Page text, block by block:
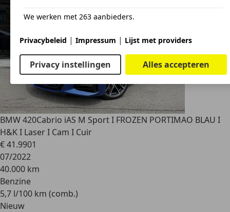
BMW 420Cabrio iAS M Sport I FROZEN PORTIMAO BLAU I
H&K I Laser I Cam I Cuir
€ 41.9901
07/2022
40.000 km
Benzine
5,7 l/100 km (comb.)
Nieuw
We werken met 263 aanbieders.
Privacybeleid | Impressum | Lijst met providers
Privacy instellingen Alles accepteren